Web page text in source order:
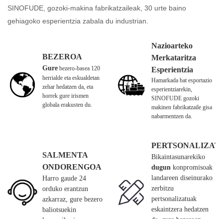
SINOFUDE, gozoki-makina fabrikatzaileak, 30 urte baino
gehiagoko esperientzia zabala du industrian.
BEZEROA
Gure bezero-basea 120
herrialde eta eskualdetan
zehar hedatzen da, eta
horrek gure irismen
globala erakusten du.
Nazioarteko
Merkataritza
Esperientzia
Hamarkada bat esportazio
esperientziarekin,
SINOFUDE gozoki
makinen fabrikatzaile gisa
nabarmentzen da.
SALMENTA
ONDORENGOA
Harro gaude 24
orduko erantzun
azkarraz, gure bezero
baliotsuekin
Bikaintasunarekiko
dugun konpromisoak
landareen diseinurako
zerbitzu
pertsonalizatuak
eskaintzera hedatzen